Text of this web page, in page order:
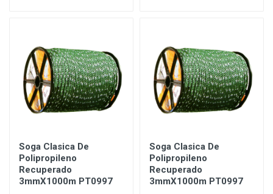
Soga Clasica De
Polipropileno
Recuperado
3mmX1000m PT0997
Soga Clasica De
Polipropileno
Recuperado
3mmX1000m PT0997